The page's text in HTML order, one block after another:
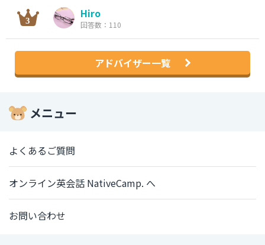
Hiro
回答数：110
アドバイザー一覧
メニュー
よくあるご質問
オンライン英会話 NativeCamp. へ
お問い合わせ